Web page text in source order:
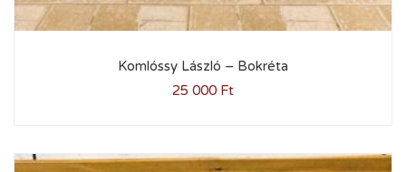
Komlóssy László – Bokréta
25 000 Ft